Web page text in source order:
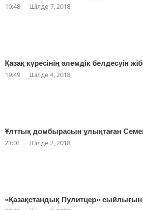
10:48 Шілде 7, 2018
Қазақ күресінің әлемдік белдесуін
19:49 Шілде 4, 2018
Ұлттық домбырасын ұлықтаған
23:01 Шілде 2, 2018
«Қазақстандық Пулитцер»